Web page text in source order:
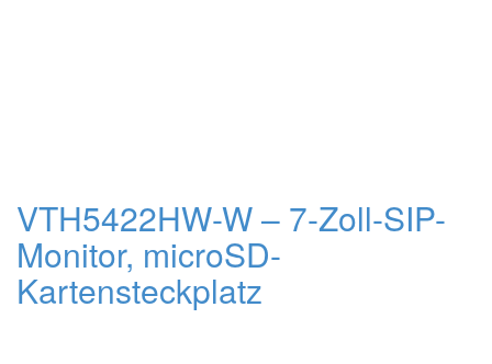
VTH5422HW-W – 7-Zoll-SIP-
Monitor, microSD-
Kartensteckplatz